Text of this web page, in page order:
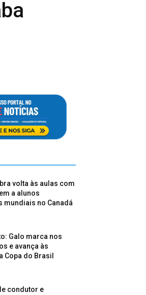
volta às aulas com
a alunos
mundiais no Canadá
Galo marca nos
e avança às
Copa do Brasil
condutor e